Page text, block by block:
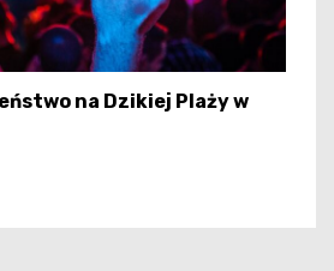
na Dzikiej Plaży w